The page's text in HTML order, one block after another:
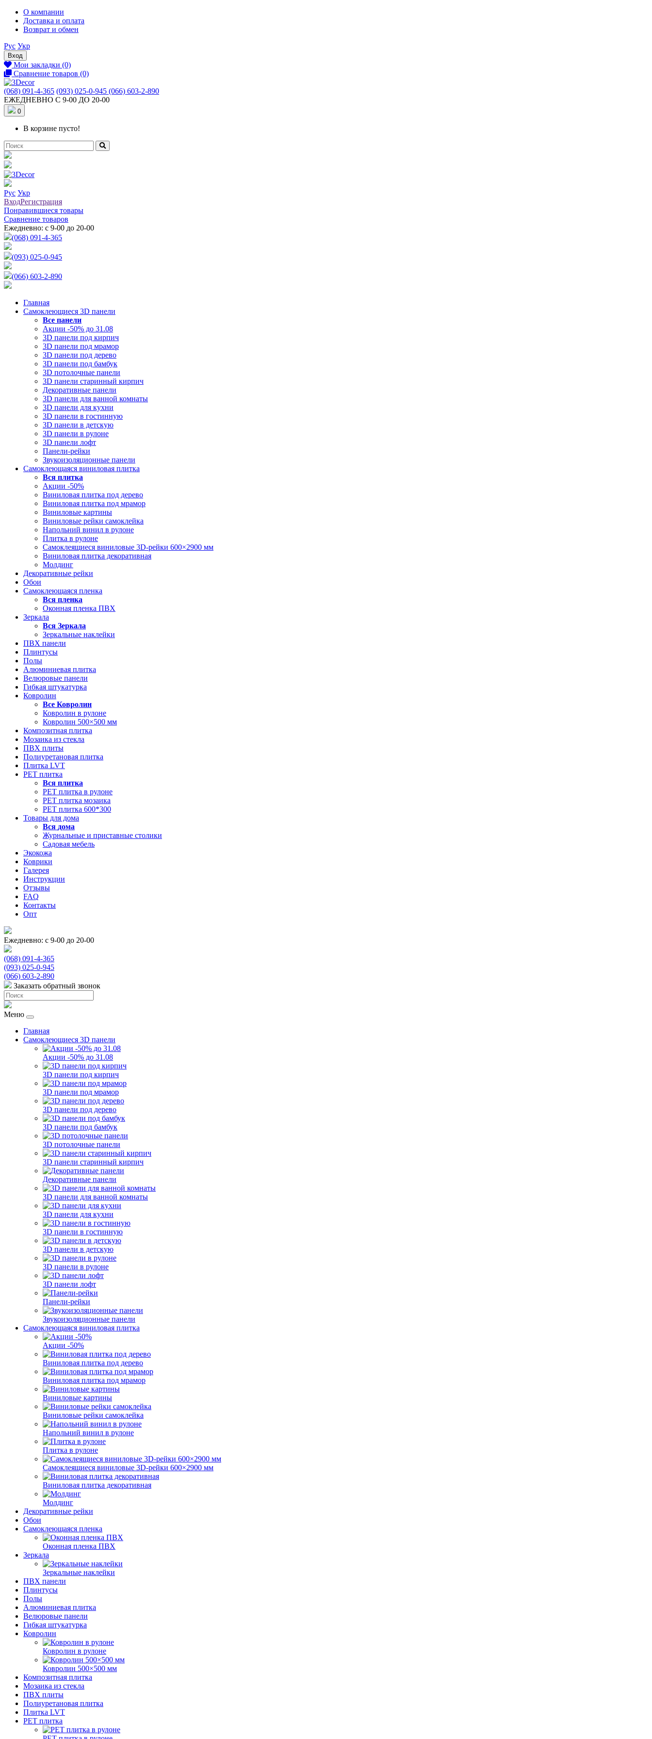
О компании
Доставка и оплата
Возврат и обмен
Рус Укр
Вход
Мои закладки (0)
Сравнение товаров (0)
(068) 091-4-365 (093) 025-0-945 (066) 603-2-890
ЕЖЕДНЕВНО С 9-00 ДО 20-00
0
В корзине пусто!
Рус Укр
ВходРегистрация
Понравившиеся товары
Сравнение товаров
Ежедневно: с 9-00 до 20-00
(068) 091-4-365
(093) 025-0-945
(066) 603-2-890
Главная
Самоклеющиеся 3D панели
Все панели
Акции -50% до 31.08
3D панели под кирпич
3D панели под мрамор
3D панели под дерево
3D панели под бамбук
3D потолочные панели
3D панели старинный кирпич
Декоративные панели
3D панели для ванной комнаты
3D панели для кухни
3D панели в гостинную
3D панели в детскую
3D панели в рулоне
3D панели лофт
Панели-рейки
Звукоизоляционные панели
Самоклеющаяся виниловая плитка
Вся плитка
Акции -50%
Виниловая плитка под дерево
Виниловая плитка под мрамор
Виниловые картины
Виниловые рейки самоклейка
Напольний винил в рулоне
Плитка в рулоне
Самоклеящиеся виниловые 3D‑рейки 600×2900 мм
Виниловая плитка декоративная
Молдинг
Декоративные рейки
Обои
Самоклеющаяся пленка
Вся пленка
Оконная пленка ПВХ
Зеркала
Вся Зеркала
Зеркальные наклейки
ПВХ панели
Плинтусы
Полы
Алюминиевая плитка
Велюровые панели
Гибкая штукатурка
Ковролин
Все Ковролин
Ковролин в рулоне
Ковролин 500×500 мм
Композитная плитка
Мозаика из стекла
ПВХ плиты
Полиуретановая плитка
Плитка LVT
РЕТ плитка
Вся плитка
РЕТ плитка в рулоне
РЕТ плитка мозаика
РЕТ плитка 600*300
Товары для дома
Вся дома
Журнальные и приставные столики
Садовая мебель
Экокожа
Коврики
Галерея
Инструкции
Отзывы
FAQ
Контакты
Опт
Ежедневно: с 9-00 до 20-00
(068) 091-4-365
(093) 025-0-945
(066) 603-2-890
Заказать обратный звонок
Меню
Главная
Самоклеющиеся 3D панели
Акции -50% до 31.08
3D панели под кирпич
3D панели под мрамор
3D панели под дерево
3D панели под бамбук
3D потолочные панели
3D панели старинный кирпич
Декоративные панели
3D панели для ванной комнаты
3D панели для кухни
3D панели в гостинную
3D панели в детскую
3D панели в рулоне
3D панели лофт
Панели-рейки
Звукоизоляционные панели
Самоклеющаяся виниловая плитка
Акции -50%
Виниловая плитка под дерево
Виниловая плитка под мрамор
Виниловые картины
Виниловые рейки самоклейка
Напольний винил в рулоне
Плитка в рулоне
Самоклеящиеся виниловые 3D‑рейки 600×2900 мм
Виниловая плитка декоративная
Молдинг
Декоративные рейки
Обои
Самоклеющаяся пленка
Оконная пленка ПВХ
Зеркала
Зеркальные наклейки
ПВХ панели
Плинтусы
Полы
Алюминиевая плитка
Велюровые панели
Гибкая штукатурка
Ковролин
Ковролин в рулоне
Ковролин 500×500 мм
Композитная плитка
Мозаика из стекла
ПВХ плиты
Полиуретановая плитка
Плитка LVT
РЕТ плитка